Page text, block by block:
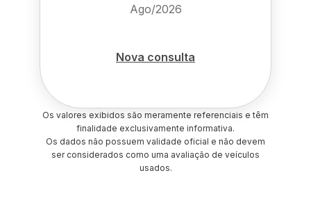
Ago/2026
Nova consulta
Os valores exibidos são meramente referenciais e têm
finalidade exclusivamente informativa.
Os dados não possuem validade oficial e não devem
ser considerados como uma avaliação de veículos
usados.